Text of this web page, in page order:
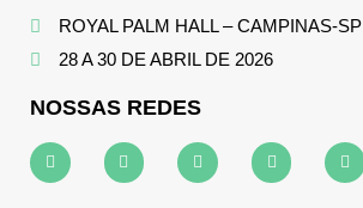
ROYAL PALM HALL – CAMPINAS-SP
28 A 30 DE ABRIL DE 2026
NOSSAS REDES